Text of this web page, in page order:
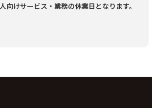
向けサービス・業務の休業日となります。